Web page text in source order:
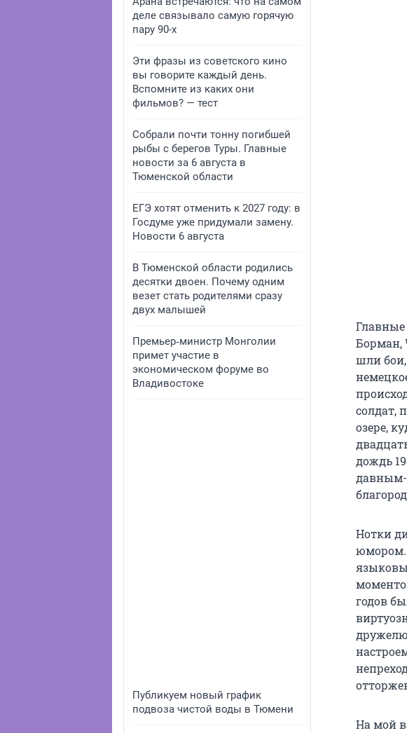
деле связывало самую горячую
пару 90-х
Эти фразы из советского кино
вы говорите каждый день.
Вспомните из каких они
фильмов? — тест
Собрали почти тонну погибшей
рыбы с берегов Туры. Главные
новости за 6 августа в
Тюменской области
ЕГЭ хотят отменить к 2027 году: в
Госдуме уже придумали замену.
Новости 6 августа
В Тюменской области родились
десятки двоен. Почему одним
везет стать родителями сразу
двух малышей
Премьер‑министр Монголии
примет участие в
экономическом форуме во
Владивостоке
Публикуем новый график
подвоза чистой воды в Тюмени
Борман,
шли
солдат,
озере,
дождь
давным-
Нотки
юмором.
годов
На мой